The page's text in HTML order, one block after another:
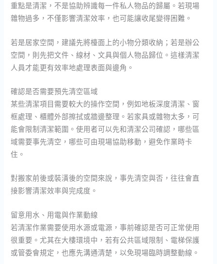
重點是清潔，不是協助辨識每一件私人物品的歸屬。若現場
雜物過多，不僅影響清潔效率，也可能讓收尾變得困難。
若是居家空間，建議先將檯面上的小物分類收納；若是辦公
空間，則先把文件、線材、文具與個人物品歸位。這樣清潔
人員才能更有效率地處理表面與邊角。
確認是否需要預先清空區域
某些清潔項目需要較大的操作空間，例如地板深度清潔、窗
框處理、櫃體外部擦拭或牆邊整理。若家具或雜物太多，可
能會限制清潔範圍。使用者可以先和清潔公司確認，哪些區
域需要事先清空，哪些可由現場協助移動，避免作業時卡
住。
對搬家前後或裝潢後的空間來說，事先清空與否，往往會直
接影響清潔效率與完成度。
留意用水、用電與作業動線
若清潔作業需要使用水源或電源，事前確認是否可正常使用
很重要。尤其在大樓環境中，若有公共區域限制、電梯保護
或管委會規定，也應先溝通清楚，以免現場臨時調整動線。